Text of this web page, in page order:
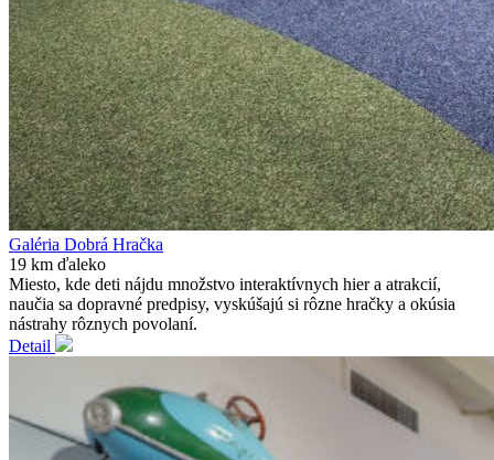
Galéria Dobrá Hračka
19 km ďaleko
Miesto, kde deti nájdu množstvo interaktívnych hier a atrakcií,
naučia sa dopravné predpisy, vyskúšajú si rôzne hračky a okúsia
nástrahy rôznych povolaní.
Detail